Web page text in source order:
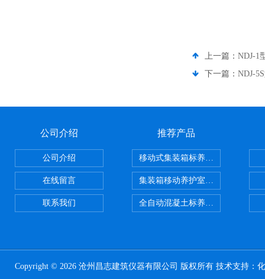
上一篇： NDJ-1
下一篇： NDJ-
公司介绍
公司介绍
在线留言
联系我们
推荐产品
移动式集装箱标养室 养护室设备
集装箱移动养护室 标养室
全自动混凝土标养室恒温恒湿设备
Copyright © 2026 沧州昌志建筑仪器有限公司 版权所有 技术支持：